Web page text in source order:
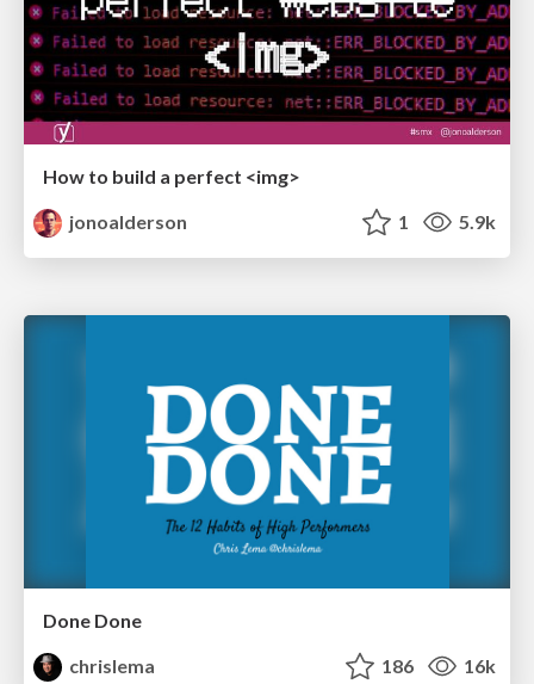
How to build a perfect <img>
jonoalderson
1 5.9k
Done Done
chrislema
186 16k